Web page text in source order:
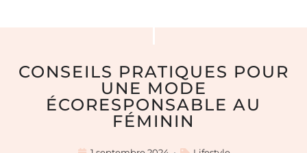
CONSEILS PRATIQUES POUR
UNE MODE
ÉCORESPONSABLE AU
FÉMININ